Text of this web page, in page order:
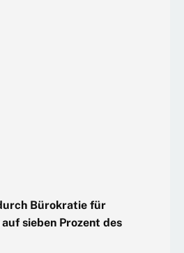
Bürokratie für
sieben Prozent des